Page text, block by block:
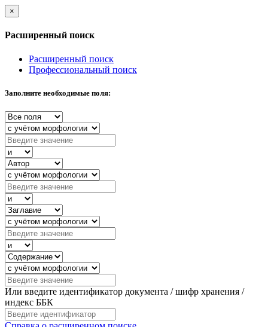
×
Расширенный поиск
Расширенный поиск
Профессиональный поиск
Заполните необходимые поля:
Или введите идентификатор документа / шифр хранения /
индекс ББК